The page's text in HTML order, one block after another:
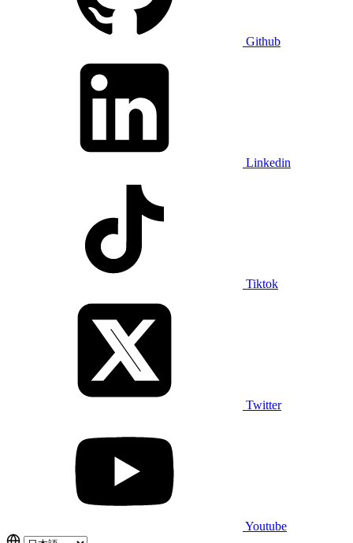
Github
Linkedin
Tiktok
Twitter
Youtube